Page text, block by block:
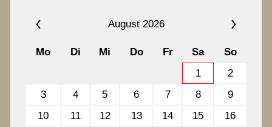
August 2026
Mo Di Mi Do Fr Sa
So
1
2
3
4 5 6 7 8
9
10
11 12 13 14 15
16